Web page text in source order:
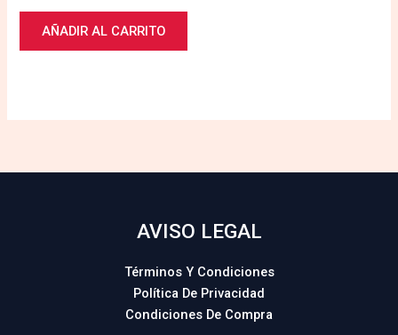
AÑADIR AL CARRITO
AVISO LEGAL
Términos Y Condiciones
Política De Privacidad
Condiciones De Compra